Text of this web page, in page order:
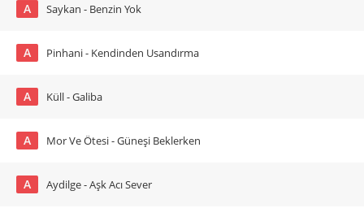
A Saykan - Benzin Yok
A Pinhani - Kendinden Usandırma
A Küll - Galiba
A Mor Ve Ötesi - Güneşi Beklerken
A Aydilge - Aşk Acı Sever